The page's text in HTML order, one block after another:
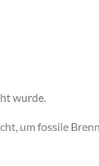
wurde.
um fossile